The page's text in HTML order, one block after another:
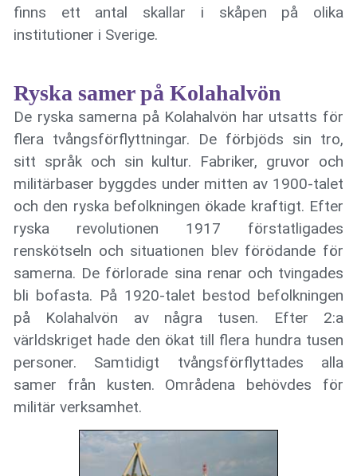
finns ett antal skallar i skåpen på olika
institutioner i Sverige.
Ryska samer på Kolahalvön
De ryska samerna på Kolahalvön har utsatts för
flera tvångsförflyttningar. De förbjöds sin tro,
sitt språk och sin kultur. Fabriker, gruvor och
militärbaser byggdes under mitten av 1900-talet
och den ryska befolkningen ökade kraftigt. Efter
ryska revolutionen 1917 förstatligades
renskötseln och situationen blev förödande för
samerna. De förlorade sina renar och tvingades
bli bofasta. På 1920-talet bestod befolkningen
på Kolahalvön av några tusen. Efter 2:a
världskriget hade den ökat till flera hundra tusen
personer. Samtidigt tvångsförflyttades alla
samer från kusten. Områdena behövdes för
militär verksamhet.